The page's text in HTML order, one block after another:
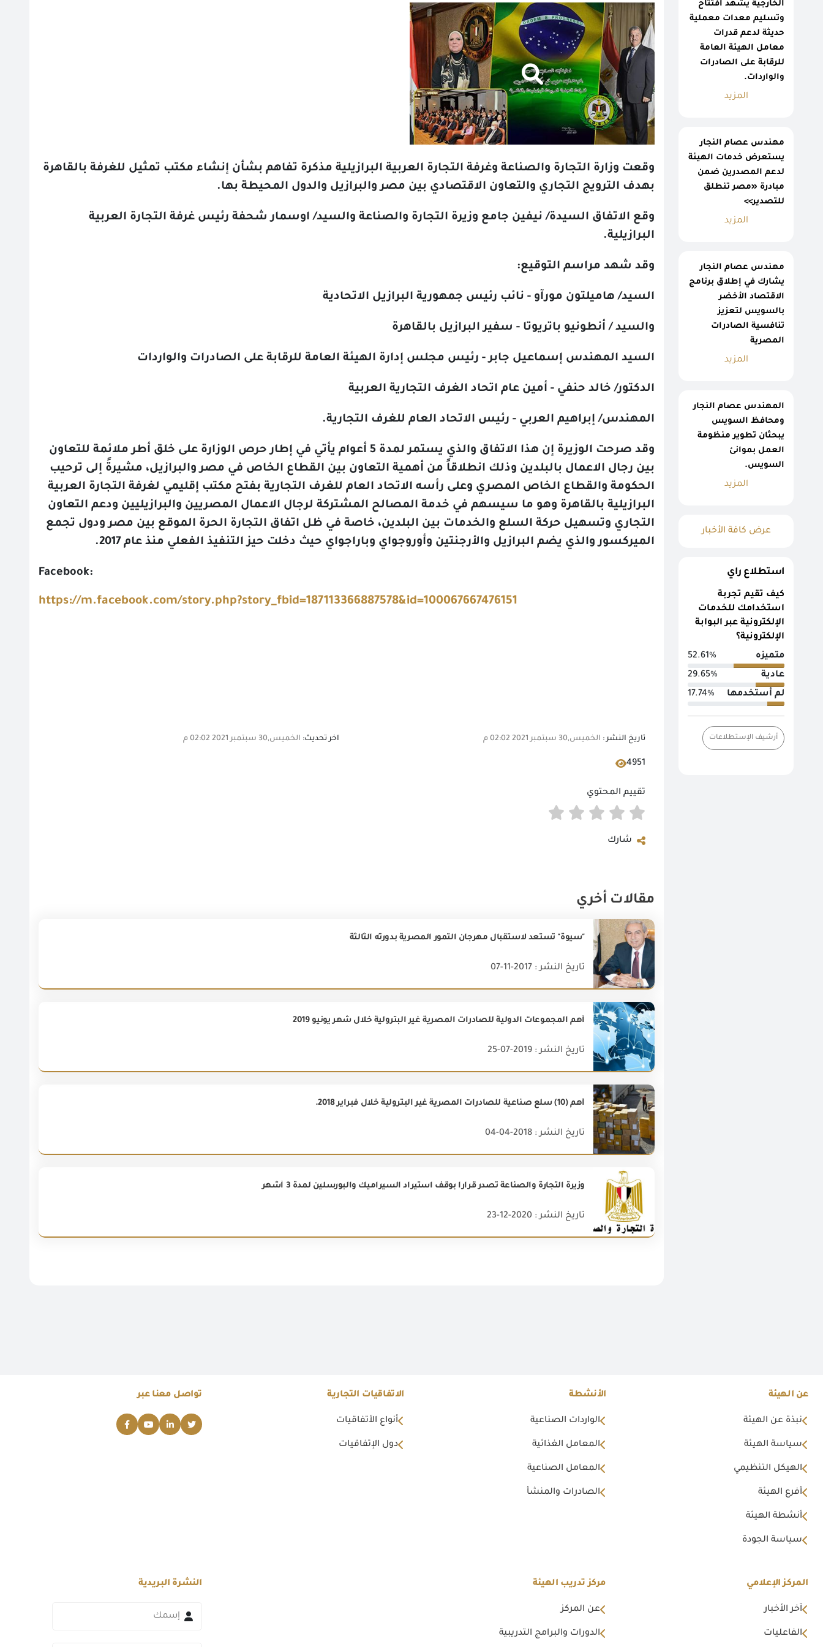
الخارجية يشهد افتتاح
وتسليم معدات معملية
حديثة لدعم قدرات
معامل الهيئة العامة
للرقابة على الصادرات
والواردات.
المزيد
مهندس عصام النجار
يستعرض خدمات الهيئة
لدعم المصدرين ضمن
مبادرة «مصر تنطلق
للتصدير>>
المزيد
مهندس عصام النجار
يشارك في إطلاق برنامج
الاقتصاد الأخضر
بالسويس لتعزيز
تنافسية الصادرات
المصرية
المزيد
المهندس عصام النجار
ومحافظ السويس
يبحثان تطوير منظومة
العمل بموانئ
السويس.
المزيد
عرض كافة الأخبار
استطلاع راي
كيف تقيم تجربة
استخدامك للخدمات
الإلكترونية عبر البوابة
الإلكترونية؟
متميزه
52.61%
عادية
29.65%
لم أستخدمها
17.74%
أرشيف الإستطلاعات
وقعت وزارة التجارة والصناعة وغرفة التجارة العربية البرازيلية مذكرة تفاهم بشأن إنشاء مكتب تمثيل للغرفة بالقاهرة
بهدف الترويج التجاري والتعاون الاقتصادي بين مصر والبرازيل والدول المحيطة بها.
وقع الاتفاق السيدة/ نيفين جامع وزيرة التجارة والصناعة والسيد/ اوسمار شحفة رئيس غرفة التجارة العربية
البرازيلية.
وقد شهد مراسم التوقيع:
السيد/ هاميلتون مورآو - نائب رئيس جمهورية البرازيل الاتحادية
والسيد / أنطونيو باتريوتا - سفير البرازيل بالقاهرة
السيد المهندس إسماعيل جابر - رئيس مجلس إدارة الهيئة العامة للرقابة على الصادرات والواردات
الدكتور/ خالد حنفي - أمين عام اتحاد الغرف التجارية العربية
المهندس/ إبراهيم العربي - رئيس الاتحاد العام للغرف التجارية.
وقد صرحت الوزيرة إن هذا الاتفاق والذي يستمر لمدة 5 أعوام يأتي في إطار حرص الوزارة على خلق أطر ملائمة للتعاون
بين رجال الاعمال بالبلدين وذلك انطلاقاً من أهمية التعاون بين القطاع الخاص في مصر والبرازيل، مشيرةً إلى ترحيب
الحكومة والقطاع الخاص المصري وعلى رأسه الاتحاد العام للغرف التجارية بفتح مكتب إقليمي لغرفة التجارة العربية
البرازيلية بالقاهرة وهو ما سيسهم في خدمة المصالح المشتركة لرجال الاعمال المصريين والبرازيليين ودعم التعاون
التجاري وتسهيل حركة السلع والخدمات بين البلدين، خاصة في ظل اتفاق التجارة الحرة الموقع بين مصر ودول تجمع
الميركسور والذي يضم البرازيل والأرجنتين وأوروجواي وباراجواي حيث دخلت حيز التنفيذ الفعلي منذ عام 2017.
:
Facebook
https://m.facebook.com/story.php?story_fbid=187113366887578&id=100067667476151
تاريخ النشر : الخميس,30 سبتمبر 2021 02:02 م اخر تحديث: الخميس,30 سبتمبر 2021 02:02 م
4951
تقييم المحتوي
شارك
مقالات أخري
"سيوة" تستعد لاستقبال مهرجان التمور المصرية بدورته الثالثة
تاريخ النشر : 2017-11-07
أهم المجموعات الدولية للصادرات المصرية غير البترولية خلال شهر يونيو 2019
تاريخ النشر : 2019-07-25
أهم (10) سلع صناعية للصادرات المصرية غير البترولية خلال فبراير 2018.
تاريخ النشر : 2018-04-04
وزيرة التجارة والصناعة تصدر قراراً بوقف استيراد السيراميك والبورسلين لمدة 3 أشهر
تاريخ النشر : 2020-12-23
عن الهيئة
نبذة عن الهيئة
سياسة الهيئة
الهيكل التنظيمي
أفرع الهيئة
أنشطة الهيئة
سياسة الجودة
الأنشطة
الواردات الصناعية
المعامل الغذائية
المعامل الصناعية
الصادرات والمنشأ
الاتفاقيات التجارية
أنواع الأتفاقيات
دول الإتفاقيات
تواصل معنا عبر
المركز الإعلامي
آخر الأخبار
الفاعليات
مركز تدريب الهيئة
عن المركز
الدورات والبرامج التدريبية
النشرة البريدية